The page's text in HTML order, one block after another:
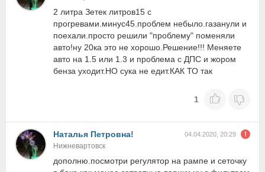
2 литра Зетек литров15 с
прогревами.минус45.проблем небыло.газанули и
поехали.просто решили "проблему" поменяли
авто!ну 20ка это не хорошо.Решение!!! Меняете
авто на 1.5 или 1.3 и проблема с ДПС и жором
бенза уходит.НО сука не едит.КАК ТО так
1
Наталья Петровна! 04.04.2020, 20:29
Нижневартовск
дополню.посмотри регулятор на рампе и сеточку